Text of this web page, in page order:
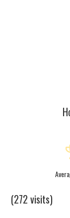
(272 visits)